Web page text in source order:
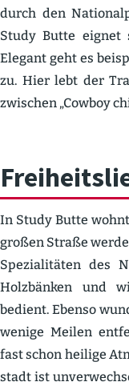
durch den
Study Butte eignet
Elegant geht es
zu. Hier lebt der
zwischen „Cowboy
In Study Butte
großen Straße
Spezia­li­täten des
Holzbänken und
bedient. Ebenso
wenige Meilen
fast schon heilige
stadt ist